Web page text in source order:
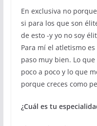
En exclusiva no
si para los que son
de esto -y yo no soy
Para mí el atletismo
paso muy bien. Lo
poco a poco y lo que
porque creces como
¿Cuál es tu